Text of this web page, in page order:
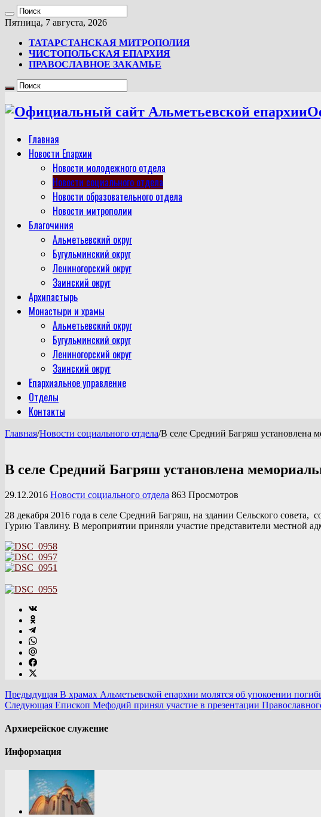
Пятница, 7 августа, 2026
ТАТАРСТАНСКАЯ МИТРОПОЛИЯ
ЧИСТОПОЛЬСКАЯ ЕПАРХИЯ
ПРАВОСЛАВНОЕ ЗАКАМЬЕ
Главная
Новости Епархии
Новости молодежного отдела
Новости социального отдела
Новости образовательного отдела
Новости митрополии
Благочиния
Альметьевский округ
Бугульминский округ
Лениногорский округ
Заинский округ
Архипастырь
Монастыри и храмы
Альметьевский округ
Бугульминский округ
Лениногорский округ
Заинский округ
Епархиальное управление
Отделы
Контакты
Главная/Новости социального отдела/В селе Средний Багряш установлена
В селе Средний Багряш установлена
29.12.2016 Новости социального отдела 863 Просмотров
28 декабря 2016 года в селе Средний Багряш, на здании Сельского
Гурию Тавлину. В мероприятии приняли участие представители местной
Предыдущая В храмах Альметьевской епархии молятся об упокоении
Следующая Епископ Мефодий принял участие в презентации
Архиерейское служение
Информация